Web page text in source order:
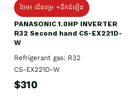
ថែម៖ ជើងទម្រ +ដឹកដំឡើង
PANASONIC 1.0HP INVERTER
R32 Second hand CS-EX221D-
W
Refrigerant gas: R32
CS-EX221D-W
$310